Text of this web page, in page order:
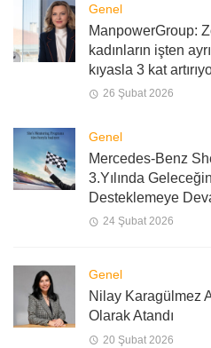
Genel
ManpowerGroup:
kadınların işten
kıyasla 3 kat
26 Şubat 2026
Genel
Mercedes-Benz
3.Yılında
Desteklemeye
24 Şubat 2026
Genel
Nilay Karagülmez
Olarak Atandı
20 Şubat 2026